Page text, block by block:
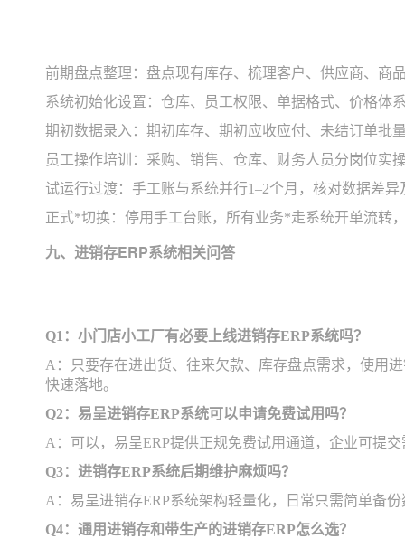
前期盘点整理：盘点现有库存、梳理客户、供应商、商
系统初始化设置：仓库、员工权限、单据格式、价格体
期初数据录入：期初库存、期初应收应付、未结订单批
员工操作培训：采购、销售、仓库、财务人员分岗位实
试运行过渡：手工账与系统并行1–2个月，核对数据差异
正式*切换：停用手工台账，所有业务*走系统开单流转
九、进销存ERP系统相关问答
Q1：小门店小工厂有必要上线进销存ERP系统吗？
A：只要存在进出货、往来欠款、库存盘点需求，使用
快速落地。
Q2：易呈进销存ERP系统可以申请免费试用吗？
A：可以，易呈ERP提供正规免费试用通道，企业可提
Q3：进销存ERP系统后期维护麻烦吗？
A：易呈进销存ERP系统架构轻量化，日常只需简单备
Q4：通用进销存和带生产的进销存ERP怎么选？